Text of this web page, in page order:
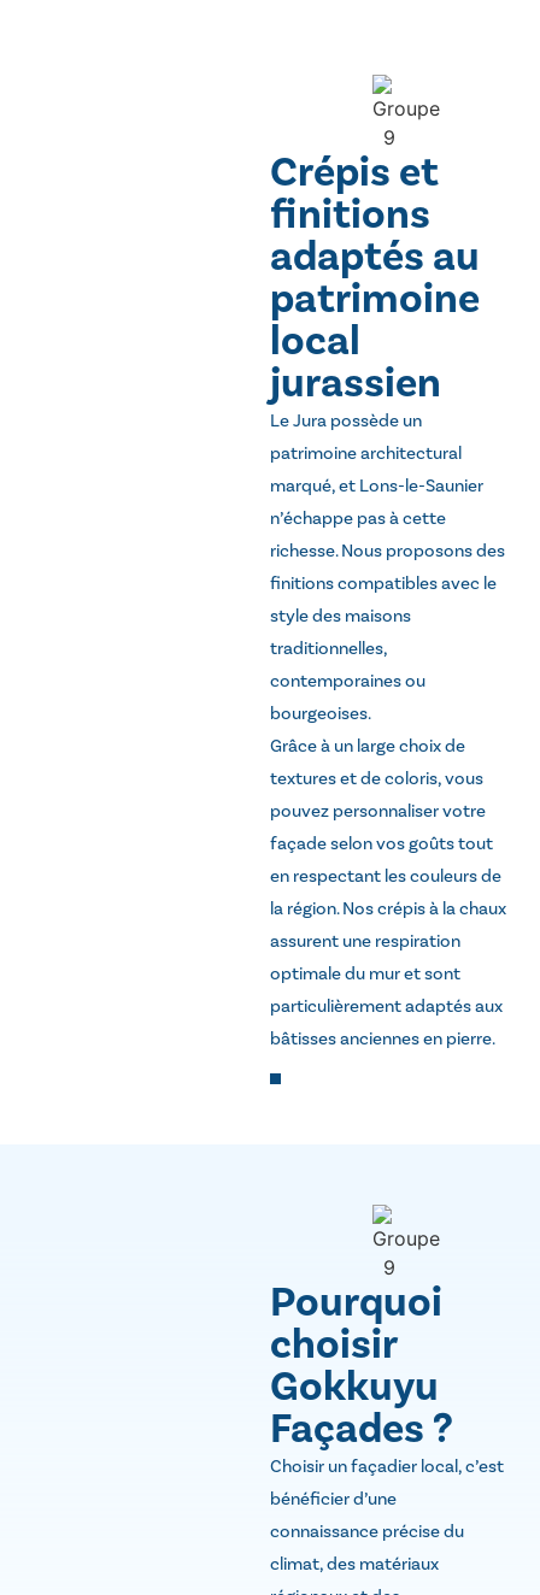
Crépis et
finitions
adaptés au
patrimoine
local
jurassien
Le Jura possède un
patrimoine architectural
marqué, et Lons-le-Saunier
n’échappe pas à cette
richesse. Nous proposons des
finitions compatibles avec le
style des maisons
traditionnelles,
contemporaines ou
bourgeoises.
Grâce à un large choix de
textures et de coloris, vous
pouvez personnaliser votre
façade selon vos goûts tout
en respectant les couleurs de
la région. Nos crépis à la chaux
assurent une respiration
optimale du mur et sont
particulièrement adaptés aux
bâtisses anciennes en pierre.
Pourquoi
choisir
Gokkuyu
Façades ?
Choisir un façadier local, c’est
bénéficier d’une
connaissance précise du
climat, des matériaux